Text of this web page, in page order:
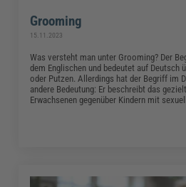
Grooming
15.11.2023
Was versteht man unter Grooming? Der
dem Englischen und bedeutet auf Deutsch
oder Putzen. Allerdings hat der Begriff im
andere Bedeutung: Er beschreibt das
Erwachsenen gegenüber Kindern mit